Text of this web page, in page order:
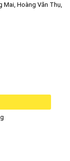
Hoàng Văn Thụ,